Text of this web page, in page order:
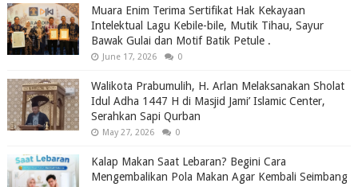
Muara Enim Terima Sertifikat Hak Kekayaan
Intelektual Lagu Kebile-bile, Mutik Tihau, Sayur
Bawak Gulai dan Motif Batik Petule .
June 17, 2026 0
Walikota Prabumulih, H. Arlan Melaksanakan Sholat
Idul Adha 1447 H di Masjid Jami’ Islamic Center,
Serahkan Sapi Qurban
May 27, 2026 0
Kalap Makan Saat Lebaran? Begini Cara
Mengembalikan Pola Makan Agar Kembali Seimbang